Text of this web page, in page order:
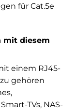
für Cat.5e
mit diesem
einem RJ45-
gehören
TVs, NAS-